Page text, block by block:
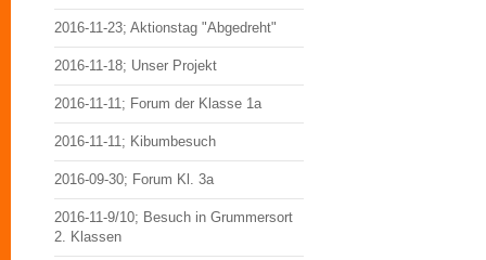
2016-11-23; Aktionstag "Abgedreht"
2016-11-18; Unser Projekt
2016-11-11; Forum der Klasse 1a
2016-11-11; Kibumbesuch
2016-09-30; Forum Kl. 3a
2016-11-9/10; Besuch in Grummersort
2. Klassen